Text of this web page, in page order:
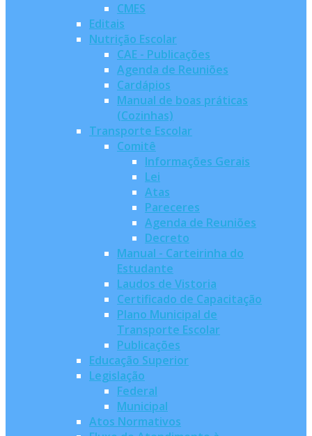
CMES
Editais
Nutrição Escolar
CAE - Publicações
Agenda de Reuniões
Cardápios
Manual de boas práticas
(Cozinhas)
Transporte Escolar
Comitê
Informações Gerais
Lei
Atas
Pareceres
Agenda de Reuniões
Decreto
Manual - Carteirinha do
Estudante
Laudos de Vistoria
Certificado de Capacitação
Plano Municipal de
Transporte Escolar
Publicações
Educação Superior
Legislação
Federal
Municipal
Atos Normativos